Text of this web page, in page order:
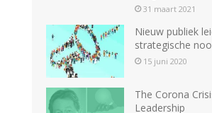
31 maart 2021
Nieuw publiek
strategische
15 juni 2020
The Corona
Leadership